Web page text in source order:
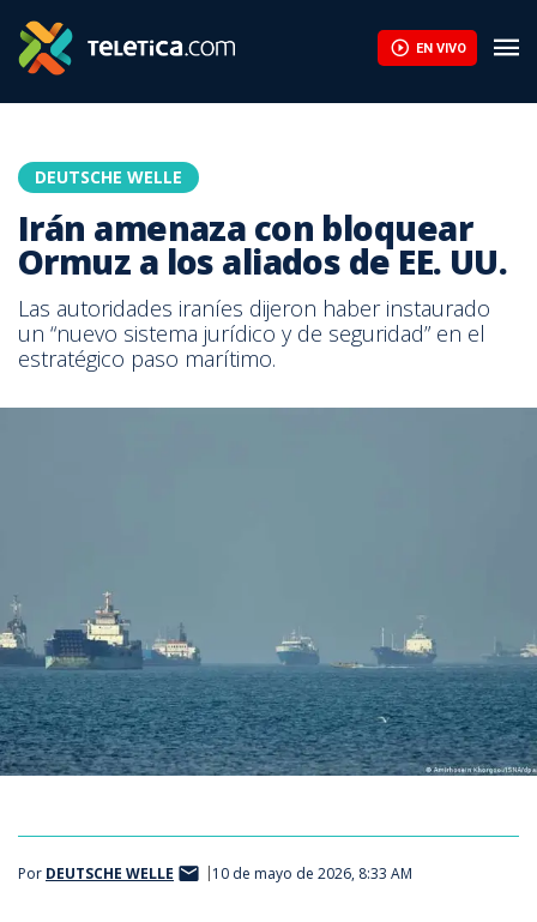
EN VIVO
DEUTSCHE WELLE
Irán amenaza con bloquear
Ormuz a los aliados de EE. UU.
Las autoridades iraníes dijeron haber instaurado
un “nuevo sistema jurídico y de seguridad” en el
estratégico paso marítimo.
Por DEUTSCHE WELLE 10 de mayo de 2026, 8:33 AM